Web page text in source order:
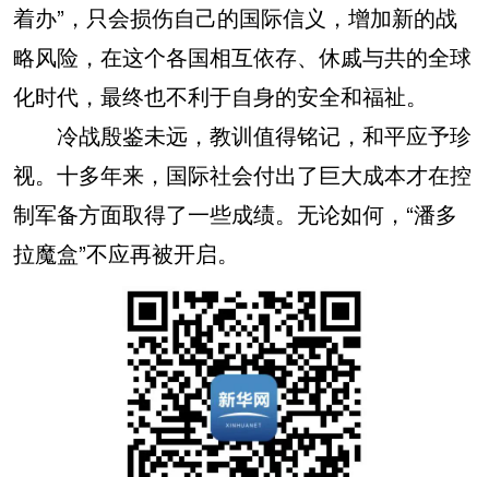
着办”，只会损伤自己的国际信义，增加新的战
略风险，在这个各国相互依存、休戚与共的全球
化时代，最终也不利于自身的安全和福祉。
冷战殷鉴未远，教训值得铭记，和平应予珍
视。十多年来，国际社会付出了巨大成本才在控
制军备方面取得了一些成绩。无论如何，“潘多
拉魔盒”不应再被开启。